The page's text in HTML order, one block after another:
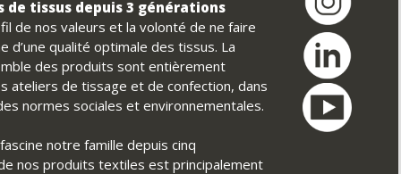
tissus depuis 3 générations
de nos valeurs et la volonté de ne faire
d’une qualité optimale des tissus. La
des produits sont entièrement
ateliers de tissage et de confection, dans
normes sociales et environnementales.
notre famille depuis cinq
nos produits textiles est principalement